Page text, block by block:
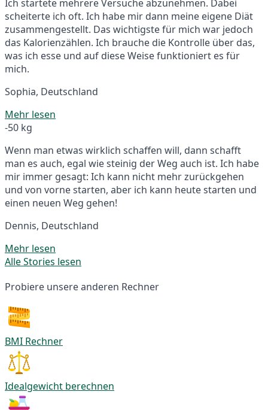
Ich startete mehrere Versuche abzunehmen. Dabei
scheiterte ich oft. Ich habe mir dann meine eigene Diät
zusammengestellt. Das wichtigste für mich war jedoch
das Kalorienzählen. Ich brauche die Kontrolle über das,
was ich esse und auf diese Weise funktioniert es für
mich.
Sophia, Deutschland
Mehr lesen
-50 kg
Wenn man etwas wirklich schaffen will, dann schafft
man es auch, egal wie steinig der Weg auch ist. Ich habe
mir immer gesagt: Ich kann nicht mehr zurückgehen
und von vorne starten, aber ich kann heute starten und
einen neuen Weg gehen!
Dennis, Deutschland
Mehr lesen
Alle Stories lesen
Probiere unsere anderen Rechner
BMI Rechner
Idealgewicht berechnen